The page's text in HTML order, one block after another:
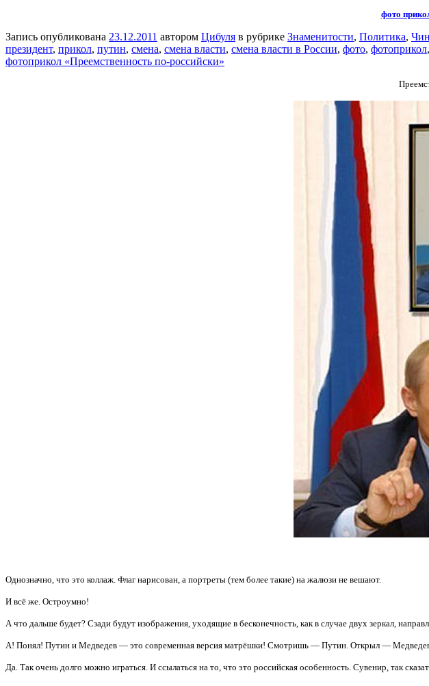
фото
Запись опубликована 23.12.2011 автором Цибуля в рубрике Знаменитости, Политика,
президент, прикол, путин, смена, смена власти, смена власти в России, фото, фотоприкол,
фотоприкол «Преемственность по-российски»
Однозначно, что это коллаж. Флаг нарисован, а портреты (тем более такие) на жалюзи не вешают.
И всё же. Остроумно!
А что дальше будет? Сзади будут изображения, уходящие в бесконечность, как в случае двух зеркал,
А! Понял! Путин и Медведев — это современная версия матрёшки! Смотришь — Путин. Открыл —
Да. Так очень долго можно играться. И ссылаться на то, что это российская особенность. Сувенир, так